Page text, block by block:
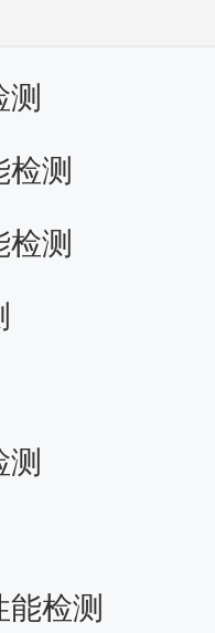
测
检测
检测
测
检测